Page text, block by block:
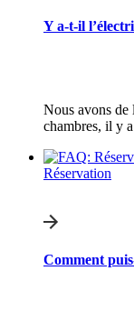
Y a-t-il
Nous avons de
chambres, il y
Réservation
Comment